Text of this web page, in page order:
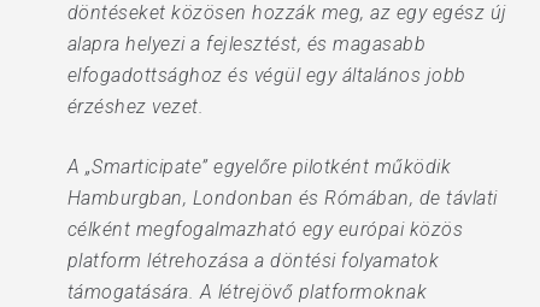
döntéseket közösen hozzák meg, az egy egész új
alapra helyezi a fejlesztést, és magasabb
elfogadottsághoz és végül egy általános jobb
érzéshez vezet.
A „Smarticipate” egyelőre pilotként működik
Hamburgban, Londonban és Rómában, de távlati
célként megfogalmazható egy európai közös
platform létrehozása a döntési folyamatok
támogatására. A létrejövő platformoknak